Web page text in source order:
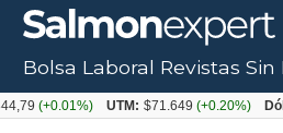
Bolsa Laboral Revistas Sin
UTM: $71.649(+0.20%) Dólar: